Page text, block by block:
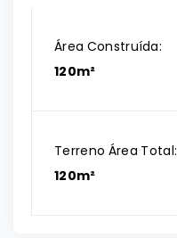
Área Construída:
120m²
Terreno Área Total:
120m²